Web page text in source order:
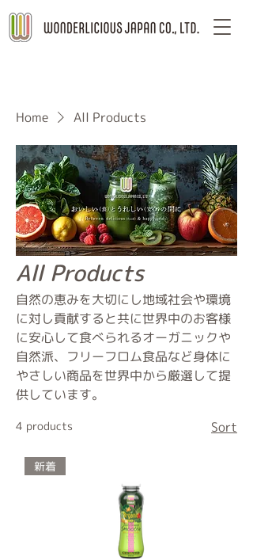
Home All Products
All Products
自然の恵みを大切にし地域社会や環境
に対し貢献すると共に世界中のお客様
に安心して食べられるオーガニックや
自然派、フリーフロム食品など身体に
やさしい商品を世界中から厳選して提
供しています。
4 products Sort
新着